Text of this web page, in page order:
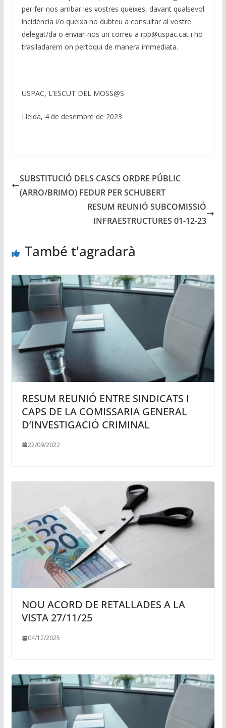
per fer-nos arribar les vostres queixes, davant qualsevol
incidència i/o queixa no dubteu a consultar al vostre
delegat/da o enviar-nos un correu a rpp@uspac.cat i ho
traslladarem on pertoqui de manera immediata.
USPAC, L’ESCUT DEL MOSS@S
Lleida, 4 de desembre de 2023
SUBSTITUCIÓ DELS CASCS ORDRE PÚBLIC
(ARRO/BRIMO) FEDUR PER SCHUBERT
RESUM REUNIÓ SUBCOMISSIÓ
INFRAESTRUCTURES 01-12-23
També t'agradarà
RESUM REUNIÓ ENTRE SINDICATS I
CAPS DE LA COMISSARIA GENERAL
D’INVESTIGACIÓ CRIMINAL
22/09/2022
NOU ACORD DE RETALLADES A LA
VISTA 27/11/25
04/12/2025